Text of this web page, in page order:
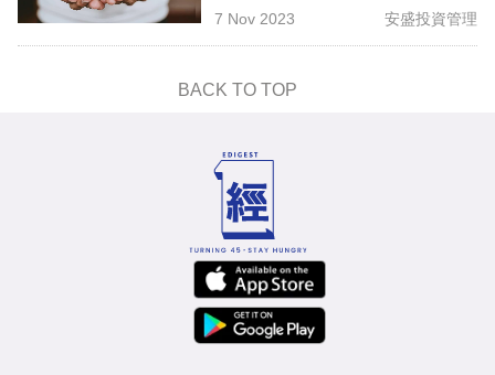
7 Nov 2023 安盛投資管理
BACK TO TOP